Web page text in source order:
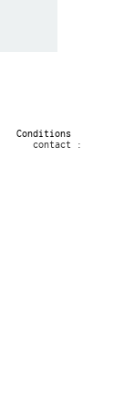
Conditions
contact :